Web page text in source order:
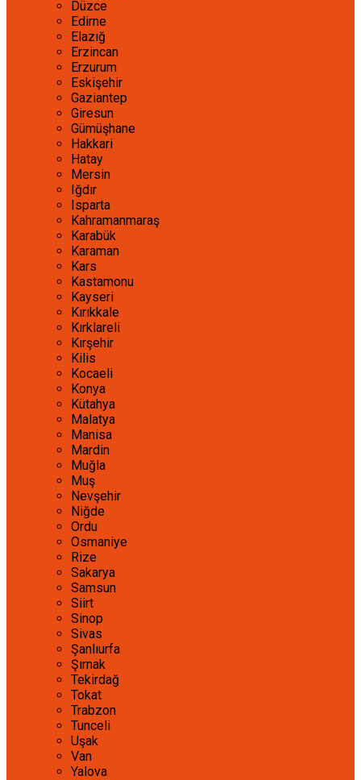
Düzce
Edirne
Elazığ
Erzincan
Erzurum
Eskişehir
Gaziantep
Giresun
Gümüşhane
Hakkari
Hatay
Mersin
Iğdır
Isparta
Kahramanmaraş
Karabük
Karaman
Kars
Kastamonu
Kayseri
Kırıkkale
Kırklareli
Kırşehir
Kilis
Kocaeli
Konya
Kütahya
Malatya
Manisa
Mardin
Muğla
Muş
Nevşehir
Niğde
Ordu
Osmaniye
Rize
Sakarya
Samsun
Siirt
Sinop
Sivas
Şanlıurfa
Şırnak
Tekirdağ
Tokat
Trabzon
Tunceli
Uşak
Van
Yalova